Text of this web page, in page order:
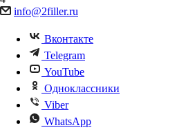
info@2filler.ru
Вконтакте
Telegram
YouTube
Одноклассники
Viber
WhatsApp